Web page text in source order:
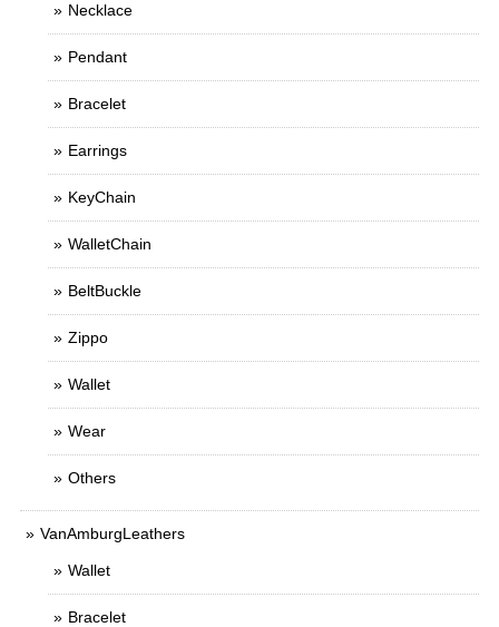
Necklace
Pendant
Bracelet
Earrings
KeyChain
WalletChain
BeltBuckle
Zippo
Wallet
Wear
Others
VanAmburgLeathers
Wallet
Bracelet